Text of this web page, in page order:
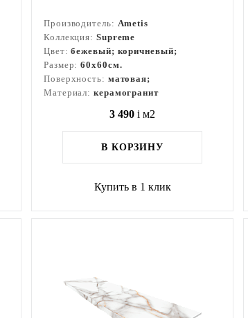
Производитель: Ametis
Коллекция: Supreme
Цвет:бежевый; коричневый;
Размер:60x60см.
Поверхность: матовая;
Материал: керамогранит
3 490 i м2
В КОРЗИНУ
Купить в 1 клик